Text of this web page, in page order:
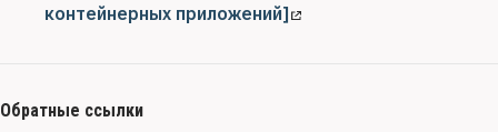
контейнерных приложений]
Обратные ссылки